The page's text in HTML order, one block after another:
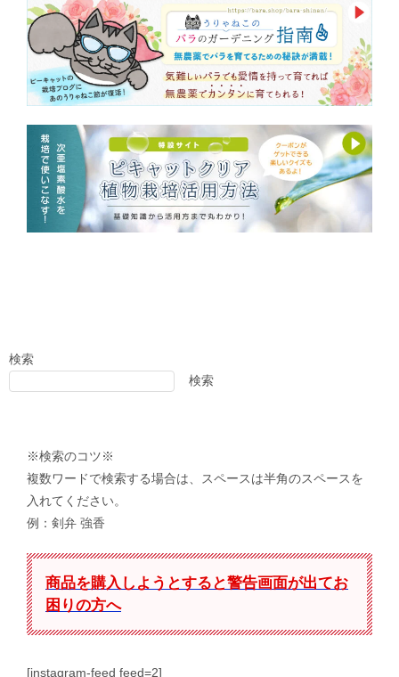
検索
検索
※検索のコツ※
複数ワードで検索する場合は、スペースは半角のスペースを
入れてください。
例：剣弁 強香
商品を購入しようとすると警告画面が出てお
困りの方へ
[instagram-feed feed=2]